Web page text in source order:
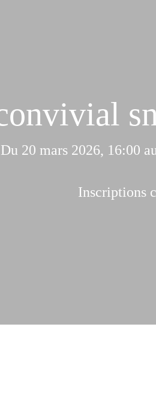
Du 20 mars 2026, 16:00
Inscriptions